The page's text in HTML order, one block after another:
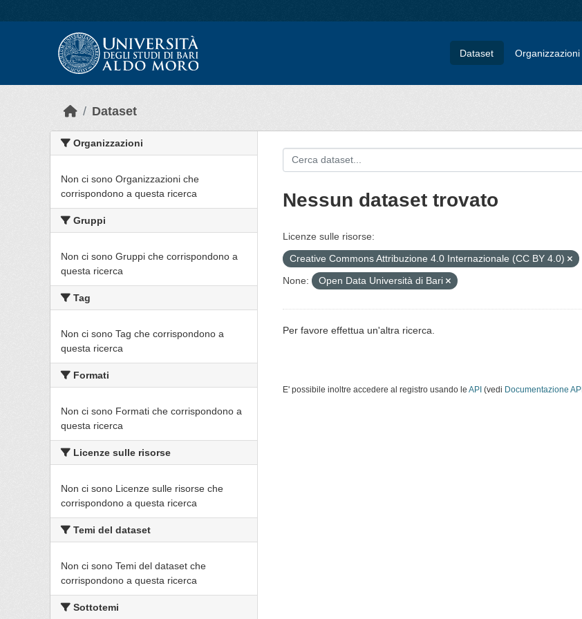
Dataset Organizzazioni
Dataset
Organizzazioni
Non ci sono Organizzazioni che
corrispondono a questa ricerca
Gruppi
Non ci sono Gruppi che corrispondono a
questa ricerca
Tag
Non ci sono Tag che corrispondono a
questa ricerca
Formati
Non ci sono Formati che corrispondono a
questa ricerca
Licenze sulle risorse
Non ci sono Licenze sulle risorse che
corrispondono a questa ricerca
Temi del dataset
Non ci sono Temi del dataset che
corrispondono a questa ricerca
Sottotemi
Nessun dataset trovato
Licenze sulle risorse:
Creative Commons Attribuzione 4.0 Internazionale (CC BY 4.0)
None:
Open Data Università di Bari
Per favore effettua un'altra ricerca.
E' possibile inoltre accedere al registro usando le API (vedi Documentazione API